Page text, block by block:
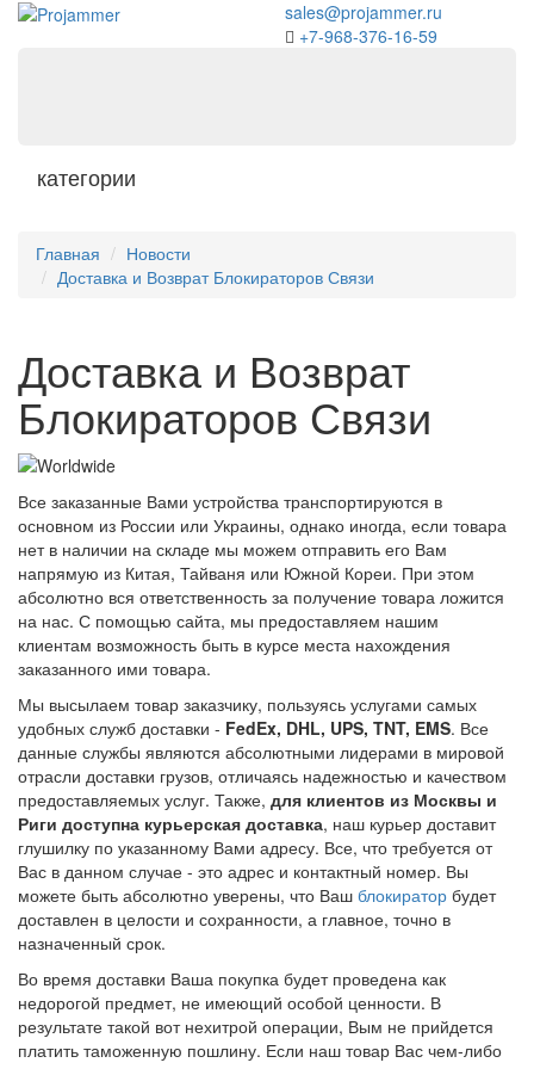
sales@projammer.ru
+7-968-376-16-59
категории
Главная
Новости
Доставка и Возврат Блокираторов Связи
Доставка и Возврат
Блокираторов Связи
Все заказанные Вами устройства транспортируются в
основном из России или Украины, однако иногда, если товара
нет в наличии на складе мы можем отправить его Вам
напрямую из Китая, Тайваня или Южной Кореи. При этом
абсолютно вся ответственность за получение товара ложится
на нас. С помощью сайта, мы предоставляем нашим
клиентам возможность быть в курсе места нахождения
заказанного ими товара.
Мы высылаем товар заказчику, пользуясь услугами самых
удобных служб доставки - FedEx, DHL, UPS, TNT, EMS. Все
данные службы являются абсолютными лидерами в мировой
отрасли доставки грузов, отличаясь надежностью и качеством
предоставляемых услуг. Также, для клиентов из Москвы и
Риги доступна курьерская доставка, наш курьер доставит
глушилку по указанному Вами адресу. Все, что требуется от
Вас в данном случае - это адрес и контактный номер. Вы
можете быть абсолютно уверены, что Ваш блокиратор будет
доставлен в целости и сохранности, а главное, точно в
назначенный срок.
Во время доставки Ваша покупка будет проведена как
недорогой предмет, не имеющий особой ценности. В
результате такой вот нехитрой операции, Вым не прийдется
платить таможенную пошлину. Если наш товар Вас чем-либо